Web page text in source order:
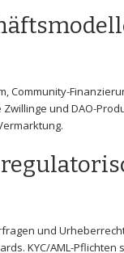
⁣Community-
Zwillinge und DAO-
und
KYC/AML-Pflichten